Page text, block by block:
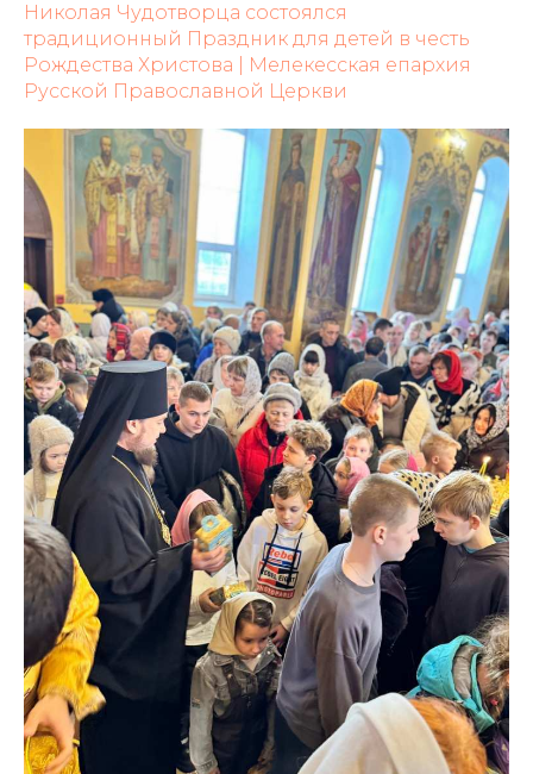
Николая Чудотворца состоялся
традиционный Праздник для детей в честь
Рождества Христова | Мелекесская епархия
Русской Православной Церкви